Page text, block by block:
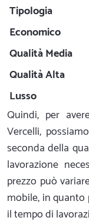
Tipologia
Economico
Qualità Media
Qualità Alta
Lusso
Quindi, per
Vercelli,
seconda della
lavorazione
prezzo può
mobile, in
il tempo di